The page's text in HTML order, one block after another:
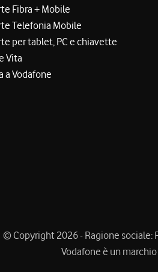
Fibra + Mobile
Telefonia Mobile
per tablet, PC e chiavette
Vita
a Vodafone
© Copyright 2026 - Ragione sociale:
Vodafone è un